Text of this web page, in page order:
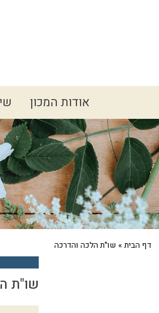
אודות המכון
דף הבית» שו"ת הלכה והדרכה
שו"ת